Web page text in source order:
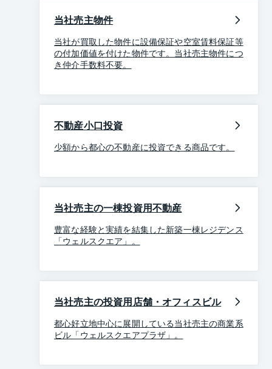
当社売主物件
当社が買取した物件に設備保証や空室賃料保証等
の付加価値を付けた物件です。当社売主物件につ
き仲介手数料不要。
不動産小口投資
少額から都心の不動産に投資できる商品です。
当社売主の一棟投資用不動産
豊富な経験と実績を結集した新築一棟レジデンス
「ウェルスクエア」。
当社売主の投資用店舗・オフィスビル
都心好立地中心に展開している当社売主の商業系
ビル「ウェルスクエアプラザ」。